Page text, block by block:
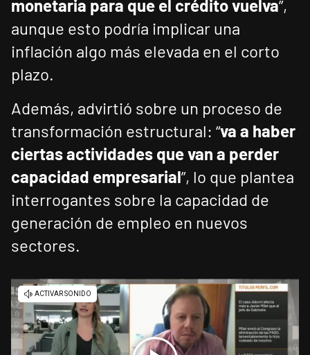
monetaria para que el crédito vuelva”,
aunque esto podría implicar una
inflación algo más elevada en el corto
plazo.
Además, advirtió sobre un proceso de
transformación estructural: “va a haber
ciertas actividades que van a perder
capacidad empresarial”, lo que plantea
interrogantes sobre la capacidad de
generación de empleo en nuevos
sectores.